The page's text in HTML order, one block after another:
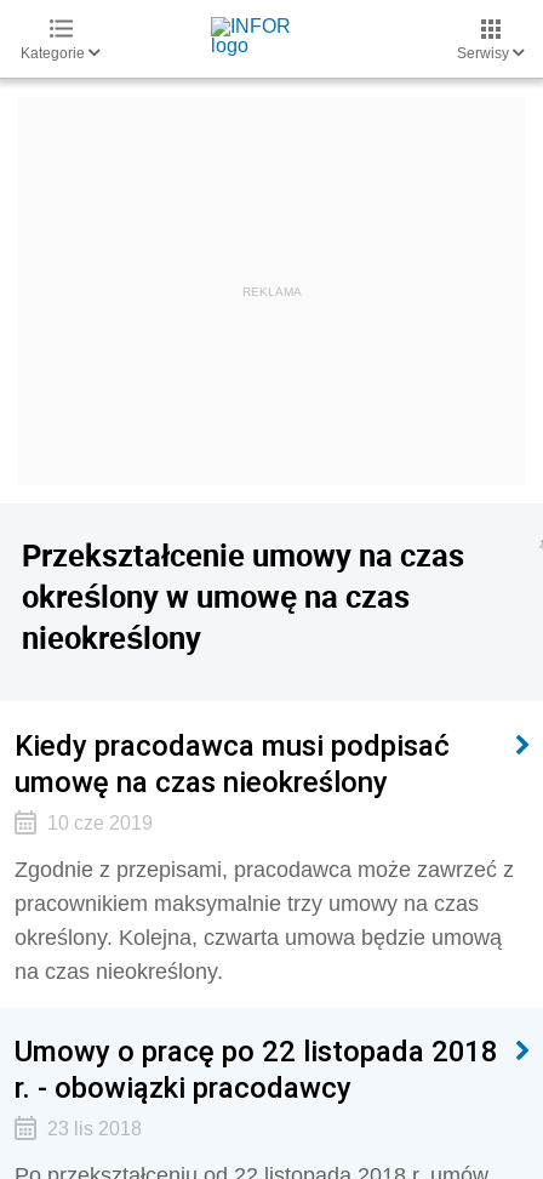
Kategorie Serwisy
Przekształcenie umowy na czas
określony w umowę na czas
nieokreślony
Kiedy pracodawca musi podpisać
umowę na czas nieokreślony
10 cze 2019
Zgodnie z przepisami, pracodawca może zawrzeć z
pracownikiem maksymalnie trzy umowy na czas
określony. Kolejna, czwarta umowa będzie umową
na czas nieokreślony.
Umowy o pracę po 22 listopada 2018
r. - obowiązki pracodawcy
23 lis 2018